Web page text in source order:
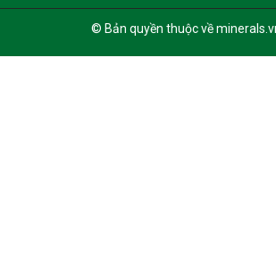
© Bản quyền thuộc về